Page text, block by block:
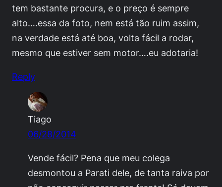
tem bastante procura, e o preço é sempre
alto….essa da foto, nem está tão ruim assim,
na verdade está até boa, volta fácil a rodar,
mesmo que estiver sem motor….eu adotaria!
Reply
Tiago
06/28/2014
Vende fácil? Pena que meu colega
desmontou a Parati dele, de tanta raiva por